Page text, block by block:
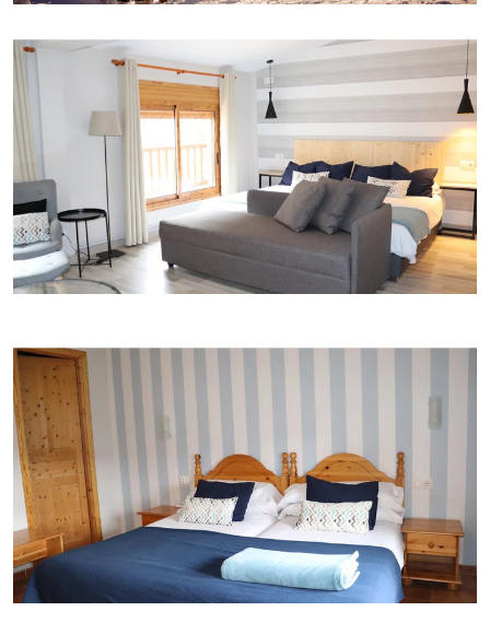
- Recepción 24h. Equipada con ordenador de gestión de
tarjeta-llave, y 2 ordenadores con programa de registro de
entrada y salida de los huéspedes.
- 2 Despachos equipados.
- Cocina, antecocina, y dos almacenes, equipados
completamente.
- Lavandería completa.
- Dependencias de almacenaje, calderas y zonas de personal.
- Salida de emergencias y puertas contra incendios,
actualizadas a la legislación actual.
- Parking exterior del hotel.
- Caseta de madera, auxiliar que se utiliza como oficina de
actividades de montaña, almacenaje.
Facturación de 600.000 anuales abriendo 9 meses al año.
Precio de venta 3.500.000 €
No dude en pedir una cita en nuestras oficinas para tener
mas información
Gestiona InmoOlaya
Agencia líder en traspasos de hostelería. Póngase en
contacto con nosotros o visite nuestro portal, encontrará la
mayor selección de restaurantes y negocios de hostelería en
traspaso de Barcelona. Un asesor le acompañará en todo el
proceso, ahorrando tiempo y seleccionando negocios para